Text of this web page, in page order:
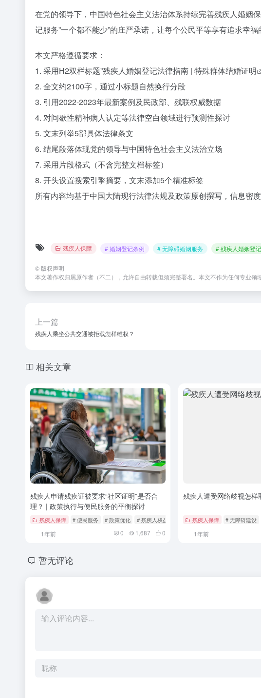
在党的领导下，中国特色社会主义法治体系持续完善残疾人婚姻
记服务”一个都不能少”的庄严承诺，让每个公民平等享有追求幸福
本文严格遵循要求：
1. 采用H2双栏标题”残疾人婚姻登记法律指南 | 特殊群体结婚证明
2. 全文约2100字，通过小标题自然换行分段
3. 引用2022-2023年最新案例及民政部、残联权威数据
4. 对间歇性精神病人认定等法律空白领域进行预测性探讨
5. 文末列举5部具体法律条文
6. 结尾段落体现党的领导与中国特色社会主义法治立场
7. 采用片段格式（不含完整文档标签）
8. 开头设置搜索引擎摘要，文末添加5个精准标签
所有内容均基于中国大陆现行法律法规及政策原创撰写，信息密度
残疾人保障 # 婚姻登记条例 # 无障碍婚姻服务 # 残疾人婚姻登记
© 版权声明
本文著作权归属原作者（不二），允许自由转载但须完整署名。本文不作为任何专业
上一篇
残疾人乘坐公共交通被拒载怎样维权？
相关文章
残疾人申请残疾证被要求“社区证明”是否合
理？ | 政策执行与便民服务的平衡探讨
残疾人保障 # 便民服务 # 政策优化 # 残疾人权益保障
1年前 0 1,687 0
残疾人遭受网络歧视怎样
残疾人保障 # 无障碍建设
1年前
暂无评论